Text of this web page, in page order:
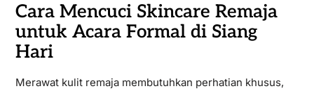
Cara Mencuci Skincare Remaja
untuk Acara Formal di Siang
Hari
Merawat kulit remaja membutuhkan perhatian khusus,